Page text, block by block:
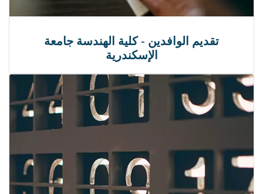
تقديم الوافدين - كلية الهندسة جامعة
الإسكندرية